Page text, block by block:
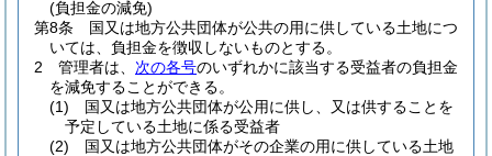
(負担金の減免)
第8条
国又は地方公共団体が公共の用に供している土地につ
いては、負担金を徴収しないものとする。
2
管理者は、 次の各号のいずれかに該当する受益者の負担金
を減免することができる。
(1)
国又は地方公共団体が公用に供し、又は供することを
予定している土地に係る受益者
(2)
国又は地方公共団体がその企業の用に供している土地